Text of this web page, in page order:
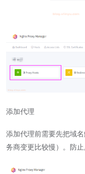
添加代理
添加代理前需要先把域
务商变更比较慢）。防